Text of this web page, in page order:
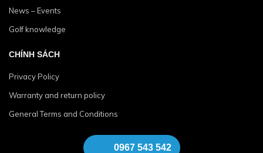
News – Events
Golf knowledge
CHÍNH SÁCH
Privacy Policy
Warranty and return policy
General Terms and Conditions
0967 543 542